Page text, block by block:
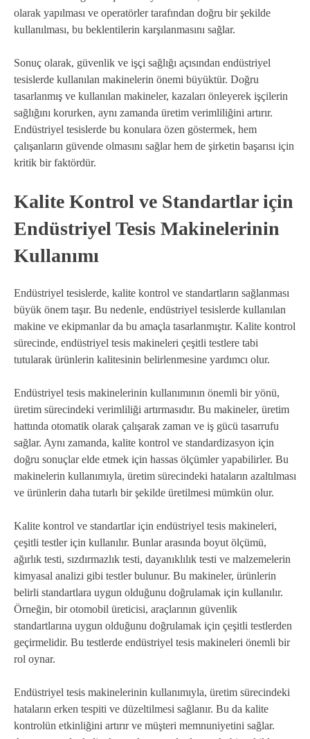
olarak yapılması ve operatörler tarafından doğru bir şekilde
kullanılması, bu beklentilerin karşılanmasını sağlar.
Sonuç olarak, güvenlik ve işçi sağlığı açısından endüstriyel
tesislerde kullanılan makinelerin önemi büyüktür. Doğru
tasarlanmış ve kullanılan makineler, kazaları önleyerek işçilerin
sağlığını korurken, aynı zamanda üretim verimliliğini artırır.
Endüstriyel tesislerde bu konulara özen göstermek, hem
çalışanların güvende olmasını sağlar hem de şirketin başarısı için
kritik bir faktördür.
Kalite Kontrol ve Standartlar için
Endüstriyel Tesis Makinelerinin
Kullanımı
Endüstriyel tesislerde, kalite kontrol ve standartların sağlanması
büyük önem taşır. Bu nedenle, endüstriyel tesislerde kullanılan
makine ve ekipmanlar da bu amaçla tasarlanmıştır. Kalite kontrol
sürecinde, endüstriyel tesis makineleri çeşitli testlere tabi
tutularak ürünlerin kalitesinin belirlenmesine yardımcı olur.
Endüstriyel tesis makinelerinin kullanımının önemli bir yönü,
üretim sürecindeki verimliliği artırmasıdır. Bu makineler, üretim
hattında otomatik olarak çalışarak zaman ve iş gücü tasarrufu
sağlar. Aynı zamanda, kalite kontrol ve standardizasyon için
doğru sonuçlar elde etmek için hassas ölçümler yapabilirler. Bu
makinelerin kullanımıyla, üretim sürecindeki hataların azaltılması
ve ürünlerin daha tutarlı bir şekilde üretilmesi mümkün olur.
Kalite kontrol ve standartlar için endüstriyel tesis makineleri,
çeşitli testler için kullanılır. Bunlar arasında boyut ölçümü,
ağırlık testi, sızdırmazlık testi, dayanıklılık testi ve malzemelerin
kimyasal analizi gibi testler bulunur. Bu makineler, ürünlerin
belirli standartlara uygun olduğunu doğrulamak için kullanılır.
Örneğin, bir otomobil üreticisi, araçlarının güvenlik
standartlarına uygun olduğunu doğrulamak için çeşitli testlerden
geçirmelidir. Bu testlerde endüstriyel tesis makineleri önemli bir
rol oynar.
Endüstriyel tesis makinelerinin kullanımıyla, üretim sürecindeki
hataların erken tespiti ve düzeltilmesi sağlanır. Bu da kalite
kontrolün etkinliğini artırır ve müşteri memnuniyetini sağlar.